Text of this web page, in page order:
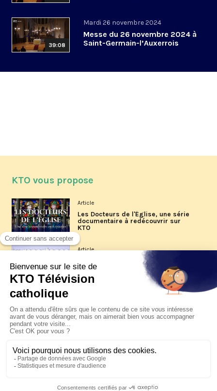
39:08
Mardi 26 novembre 2024
Messe du 26 novembre 2024 à
Saint-Germain-l’Auxerrois
KTO vous propose
Article
Les Docteurs de l'Église, une série
documentaire à redécouvrir sur
KTO
Article
Les reportages d'été 2026 de KTO
La visite pastorale du pape Léon
XIV à Assise à suivre sur KTO le
jeudi 6 août
Le pape en Uruguay, Argentine et
Pérou du 6 au 17 novembre 2026